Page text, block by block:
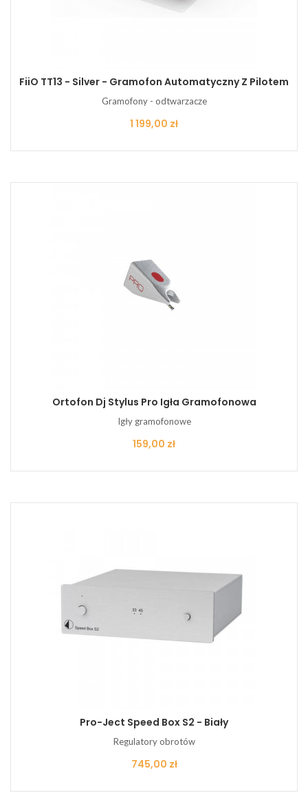
FiiO TT13 - Silver - Gramofon Automatyczny Z Pilotem
Gramofony - odtwarzacze
Cena
1 199,00 zł
Ortofon Dj Stylus Pro Igła Gramofonowa
Igły gramofonowe
Cena
159,00 zł
Pro-Ject Speed Box S2 - Biały
Regulatory obrotów
Cena
745,00 zł